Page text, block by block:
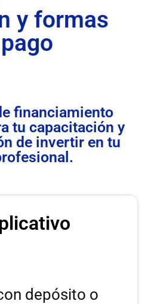
y formas
financiamiento
tu capacitación y
de invertir en tu
depósito o